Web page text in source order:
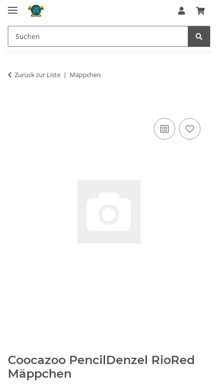
Zurück zur Liste Mäppchen
Coocazoo PencilDenzel RioRed
Mäppchen